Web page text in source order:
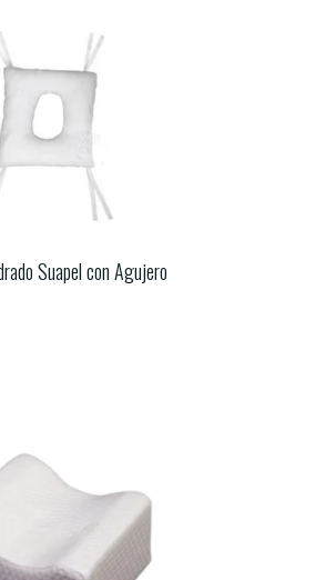
Suapel con Agujero